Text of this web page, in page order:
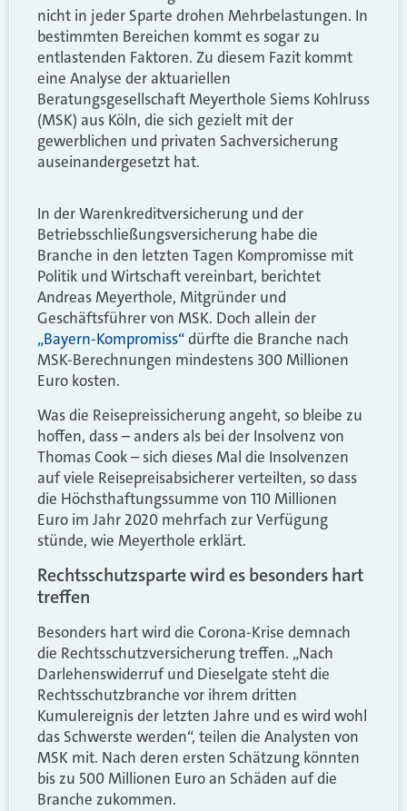
nicht in jeder Sparte drohen Mehrbelastungen. In
bestimmten Bereichen kommt es sogar zu
entlastenden Faktoren. Zu diesem Fazit kommt
eine Analyse der aktuariellen
Beratungsgesellschaft Meyerthole Siems Kohlruss
(MSK) aus Köln, die sich gezielt mit der
gewerblichen und privaten Sachversicherung
auseinandergesetzt hat.
In der Warenkreditversicherung und der
Betriebsschließungsversicherung habe die
Branche in den letzten Tagen Kompromisse mit
Politik und Wirtschaft vereinbart, berichtet
Andreas Meyerthole, Mitgründer und
Geschäftsführer von MSK. Doch allein der
„Bayern-Kompromiss“dürfte die Branche nach
MSK-Berechnungen mindestens 300 Millionen
Euro kosten.
Was die Reisepreissicherung angeht, so bleibe zu
hoffen, dass – anders als bei der Insolvenz von
Thomas Cook – sich dieses Mal die Insolvenzen
auf viele Reisepreisabsicherer verteilten, so dass
die Höchsthaftungssumme von 110 Millionen
Euro im Jahr 2020 mehrfach zur Verfügung
stünde, wie Meyerthole erklärt.
Rechtsschutzsparte wird es besonders hart
treffen
Besonders hart wird die Corona-Krise demnach
die Rechtsschutzversicherung treffen. „Nach
Darlehenswiderruf und Dieselgate steht die
Rechtsschutzbranche vor ihrem dritten
Kumulereignis der letzten Jahre und es wird wohl
das Schwerste werden“, teilen die Analysten von
MSK mit. Nach deren ersten Schätzung könnten
bis zu 500 Millionen Euro an Schäden auf die
Branche zukommen.